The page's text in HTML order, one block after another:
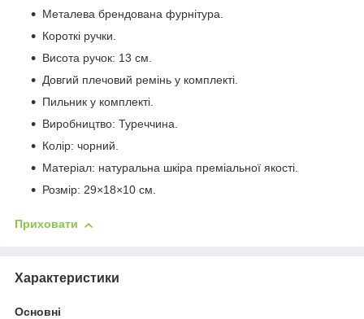
Металева брендована фурнітура.
Короткі ручки.
Висота ручок: 13 см.
Довгий плечовий ремінь у комплекті.
Пильник у комплекті.
Виробництво: Туреччина.
Колір: чорний.
Матеріал: натуральна шкіра преміальної якості.
Розмір: 29×18×10 см.
Приховати
Характеристики
Основні